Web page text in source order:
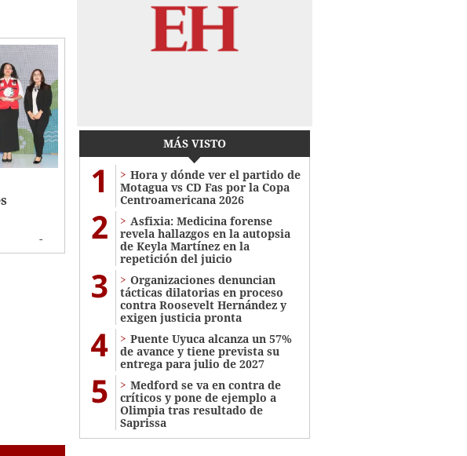
con el
MÁS VISTO
1
Hora y dónde ver el partido de
Motagua vs CD Fas por la Copa
Centroamericana 2026
2
Asfixia: Medicina forense
revela hallazgos en la autopsia
de Keyla Martínez en la
repetición del juicio
3
Organizaciones denuncian
tácticas dilatorias en proceso
contra Roosevelt Hernández y
exigen justicia pronta
4
Puente Uyuca alcanza un 57%
de avance y tiene prevista su
entrega para julio de 2027
5
Medford se va en contra de
críticos y pone de ejemplo a
Olimpia tras resultado de
Saprissa